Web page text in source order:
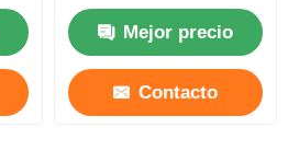
industrial de fusión
de plata 1400KW
Mejor precio
Contacto